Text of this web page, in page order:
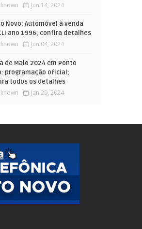
Jun 14, 2024
Novo: Automóvel à venda
ano 1996; confira detalhes
Jun 04, 2024
de Maio 2024 em Ponto
programação oficial;
todos os detalhes
Jan 29, 2024